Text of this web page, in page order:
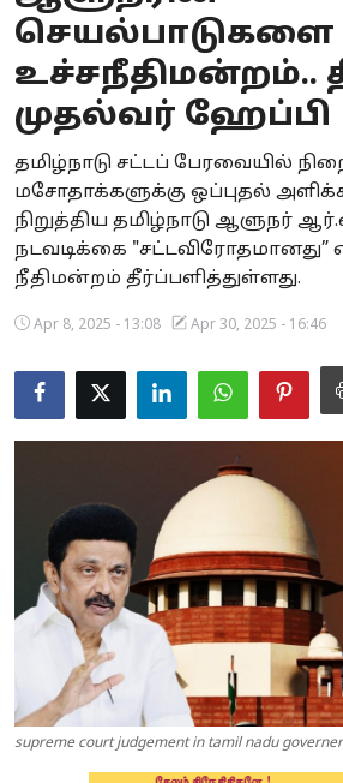
Business
Crime
National
World
Weather
செயல்பாடுகளை
உச்சநீதிமன்றம்..
முதல்வர் ஹேப்பி
தமிழ்நாடு சட்டப் பேரவையில்
மசோதாக்களுக்கு ஒப்புதல்
நிறுத்திய தமிழ்நாடு ஆளுநர்
நடவடிக்கை "சட்டவிரோதமானது”
நீதிமன்றம் தீர்ப்பளித்துள்ளது.
Apr 8, 2025 - 13:08 Apr 30, 2025 - 16:46
supreme court judgement in tamil nadu